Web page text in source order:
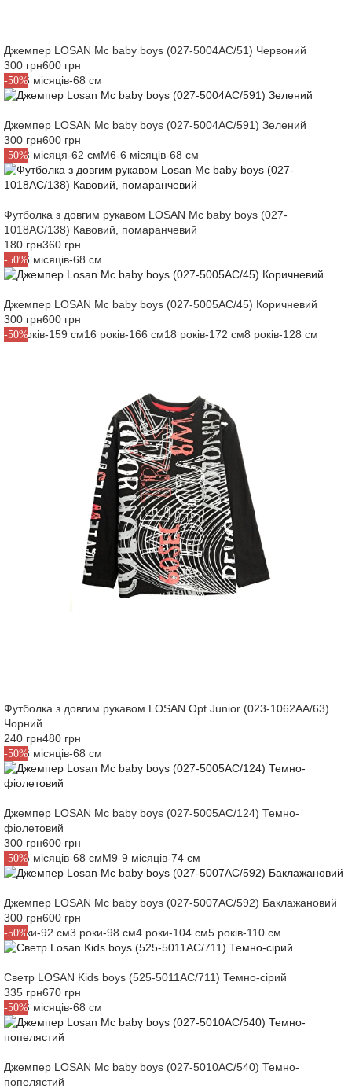
Джемпер LOSAN Mc baby boys (027-5004AC/51) Червоний
300 грн600 грн
-50%
M6-6 місяців-68 см
Джемпер LOSAN Mc baby boys (027-5004AC/591) Зелений
300 грн600 грн
-50%
M3-3 місяця-62 смM6-6 місяців-68 см
Футболка з довгим рукавом LOSAN Mc baby boys (027-
1018AC/138) Кавовий, помаранчевий
180 грн360 грн
-50%
M6-6 місяців-68 см
Джемпер LOSAN Mc baby boys (027-5005AC/45) Коричневий
300 грн600 грн
-50%
14 років-159 см16 років-166 см18 років-172 см8 років-128 см
Футболка з довгим рукавом LOSAN Opt Junior (023-1062AA/63)
Чорний
240 грн480 грн
-50%
M6-6 місяців-68 см
Джемпер LOSAN Mc baby boys (027-5005AC/124) Темно-
фіолетовий
300 грн600 грн
-50%
M6-6 місяців-68 смM9-9 місяців-74 см
Джемпер LOSAN Mc baby boys (027-5007AC/592) Баклажановий
300 грн600 грн
-50%
2 роки-92 см3 роки-98 см4 роки-104 см5 років-110 см
Светр LOSAN Kids boys (525-5011AC/711) Темно-сірий
335 грн670 грн
-50%
M6-6 місяців-68 см
Джемпер LOSAN Mc baby boys (027-5010AC/540) Темно-
попелястий